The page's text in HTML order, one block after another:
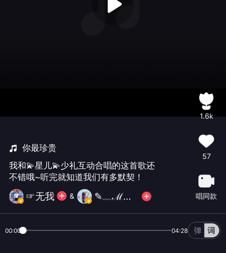
你最珍贵
我和💫️星儿💫少礼互动合唱的这首歌还
不错哦~听完就知道我们有多默契！
☞无我 & ✎﹏ℳ㎕ 💫星儿 ✨ ヅ🎶
1.6k
57
唱同款
00:00 04:28